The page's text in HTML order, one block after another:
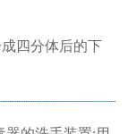
四分体后的下